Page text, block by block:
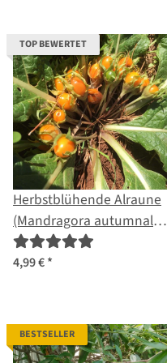
TOP BEWERTET
Herbstblühende Alraune
(Mandragora autumnalis)
Samen
4,99 €*
BESTSELLER